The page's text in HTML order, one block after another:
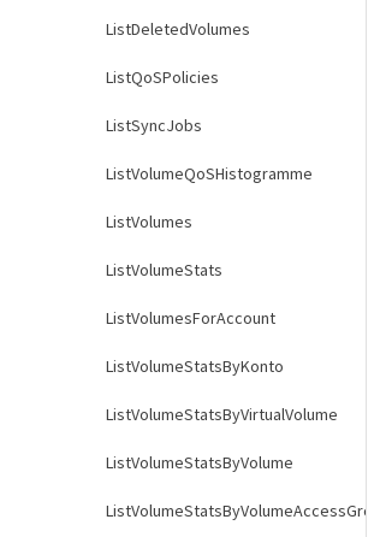
ListDeletedVolumes
ListQoSPolicies
ListSyncJobs
ListVolumeQoSHistogramme
ListVolumes
ListVolumeStats
ListVolumesForAccount
ListVolumeStatsByKonto
ListVolumeStatsByVirtualVolume
ListVolumeStatsByVolume
ListVolumeStatsByVolumeAccessGroup